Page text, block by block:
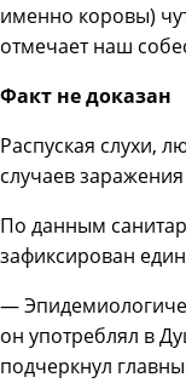
именно коровы)
отмечает наш
Факт не доказан
Распуская слухи,
случаев
По данным
зафиксирован
—
он употреблял в
подчеркнул